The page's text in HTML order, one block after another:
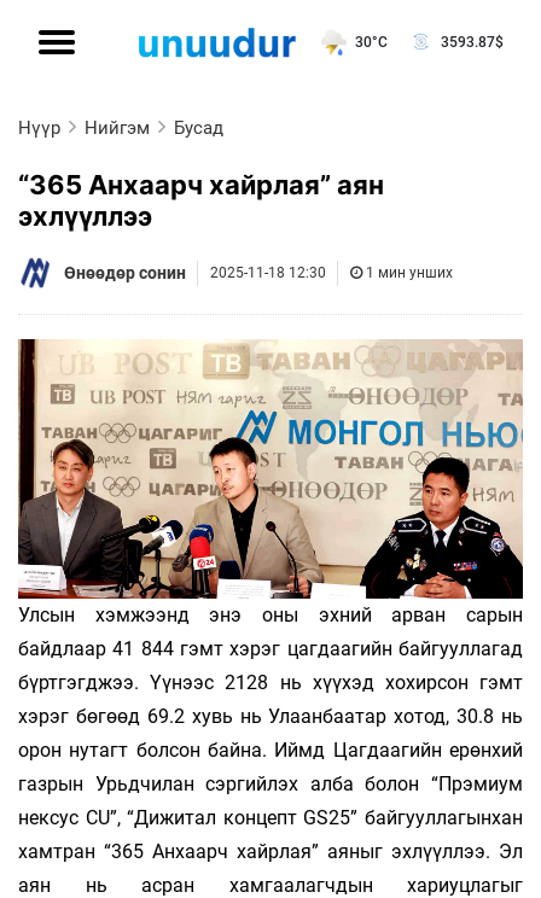
30°C 3593.87$
Нүүр Нийгэм Бусад
“365 Анхаарч хайрлая” аян
эхлүүллээ
Өнөөдөр сонин 2025-11-18 12:30 1 мин унших
Улсын хэмжээнд энэ оны эхний арван сарын
байдлаар 41 844 гэмт хэрэг цагдаагийн байгууллагад
бүртгэгджээ. Үүнээс 2128 нь хүүхэд хохирсон гэмт
хэрэг бөгөөд 69.2 хувь нь Улаанбаатар хотод, 30.8 нь
орон нутагт болсон байна. Иймд Цагдаагийн ерөнхий
газрын Урьдчилан сэргийлэх алба болон “Прэмиум
нексус CU”, “Дижитал концепт GS25” байгууллагынхан
хамтран “365 Анхаарч хайрлая” аяныг эхлүүллээ. Эл
аян нь асран хамгаалагчдын хариуцлагыг